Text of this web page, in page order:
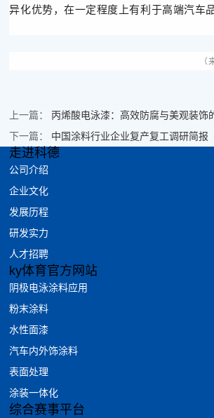
异化优势，在一定程度上有利于高端汽车
（
上一篇：
丙烯酸电泳漆：高效防腐与美观装饰
下一篇：
中国涂料行业企业复产复工调研简报
走进科德
公司介绍
企业文化
发展历程
研发实力
人才招聘
ky体育官方网站
阴极电泳涂料应用
粉末涂料
水性面漆
汽车内外饰涂料
表面处理
涂装一体化
综合赛事平台